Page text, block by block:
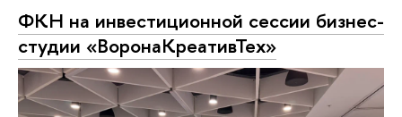
ФКН на инвестиционной сессии бизнес-
студии «ВоронаКреативТех»